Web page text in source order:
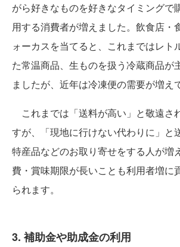
がら好きなものを好きなタイミングで
用する消費者が増えました。飲食店・
ォーカスを当てると、これまではレト
た常温商品、生ものを扱う冷蔵商品が
ましたが、近年は冷凍便の需要が増え
これまでは「送料が高い」と敬遠さ
すが、「現地に行けない代わりに」と
特産品などのお取り寄せをする人が増
費・賞味期限が長いことも利用者増に
られます。
3. 補助金や助成金の利用